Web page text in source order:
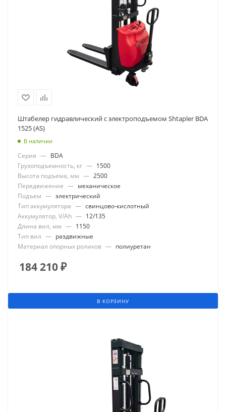
Штабелер гидравлический с электроподъемом Shtapler BDA
1525 (AS)
В наличии
Серия — BDA
Грузоподъемность, кг — 1500
Высота подъема, мм — 2500
Передвижение — механическое
Подъем — электрический
Тип аккумулятора — свинцово-кислотный
Аккумулятор, V/Ah — 12/135
Длина вил, мм — 1150
Тип вил — раздвижные
Материал опорных роликов — полиуретан
184 210₽
В КОРЗИНУ